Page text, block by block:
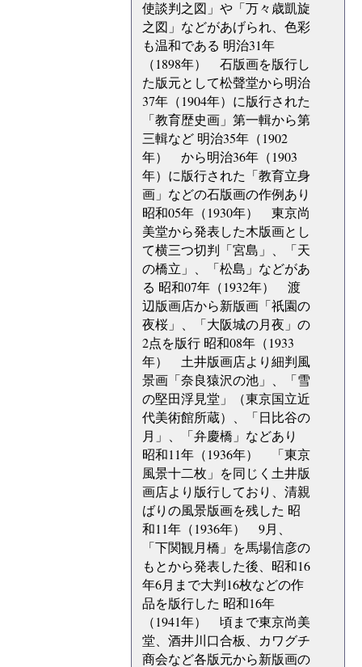
使談判之図」や「万々歳凱旋
之図」などがあげられ、色彩
も温和である 明治31年
（1898年） 石版画を版行し
た版元として松聲堂から明治
37年（1904年）に版行された
「教育歴史画」第一輯から第
三輯など 明治35年（1902
年） から明治36年（1903
年）に版行された「教育立身
画」などの石版画の作例あり
昭和05年（1930年） 東京尚
美堂から発表した木版画とし
て横三つ切判「宮島」、「天
の橋立」、「松島」などがあ
る 昭和07年（1932年） 渡
辺版画店から新版画「祇園の
夜桜」、「大阪城の月夜」の
2点を版行 昭和08年（1933
年） 土井版画店より細判風
景画「奈良猿沢の池」、「雪
の堅田浮見堂」（東京国立近
代美術館所蔵）、「日比谷の
月」、「弁慶橋」などあり
昭和11年（1936年） 「東京
風景十二枚」を同じく土井版
画店より版行しており、清親
ばりの風景版画を残した 昭
和11年（1936年） 9月、
「下関観月橋」を馬場信彦の
もとから発表した後、昭和16
年6月まで大判16枚などの作
品を版行した 昭和16年
（1941年） 頃まで東京尚美
堂、酒井川口合板、カワグチ
商会など各版元から新版画の